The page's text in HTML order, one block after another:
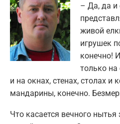
– Да, да и
живой
игрушек
конечно!
только на
и на окнах, стенах, столах и
мандарины, конечно.
Что касается вечного